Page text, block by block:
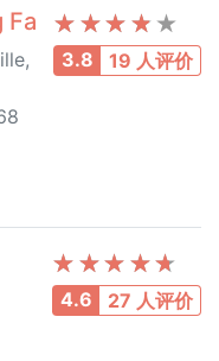
3.8 19 人评价
Fa
4.6 27 人评价